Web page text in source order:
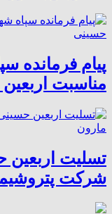
پیام فرمانده
مناسبت
تسلیت
شرکت